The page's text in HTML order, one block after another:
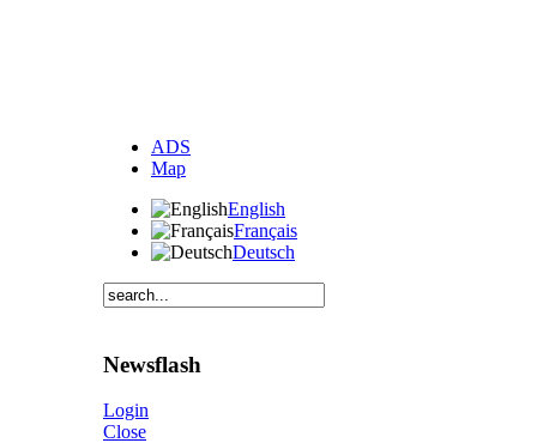
ADS
Map
English
Français
Deutsch
Newsflash
Login
Close